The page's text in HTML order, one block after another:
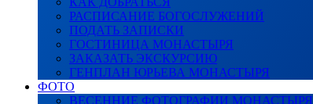
РАСПИСАНИЕ БОГОСЛУЖЕНИЙ
ПОДАТЬ ЗАПИСКИ
ГОСТИНИЦА МОНАСТЫРЯ
ЗАКАЗАТЬ ЭКСКУРСИЮ
ГЕНПЛАН ЮРЬЕВА МОНАСТЫРЯ
ФОТО
ВЕСЕННИЕ ФОТОГРАФИИ МОНАСТЫРЯ